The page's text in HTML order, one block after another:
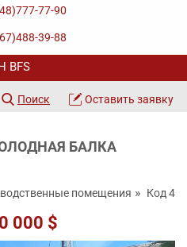
77-90
39-88
Поиск Оставить заявку
БАЛКА
помещения Код
000 $